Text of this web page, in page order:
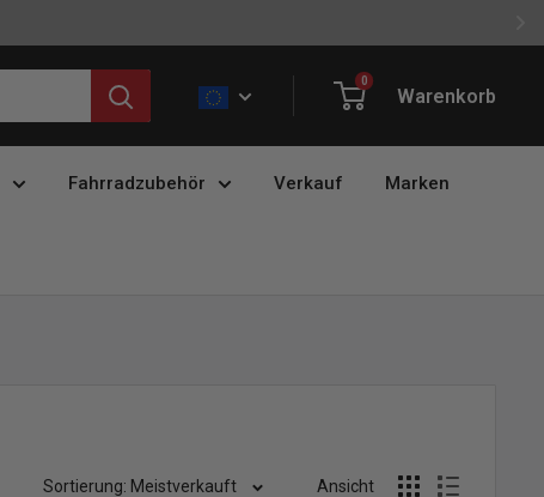
0
Warenkorb
Fahrradzubehör Verkauf Marken
Sortierung: Meistverkauft Ansicht